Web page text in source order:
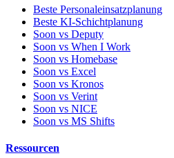
Beste Personaleinsatzplanung
Beste KI-Schichtplanung
Soon vs Deputy
Soon vs When I Work
Soon vs Homebase
Soon vs Excel
Soon vs Kronos
Soon vs Verint
Soon vs NICE
Soon vs MS Shifts
Ressourcen